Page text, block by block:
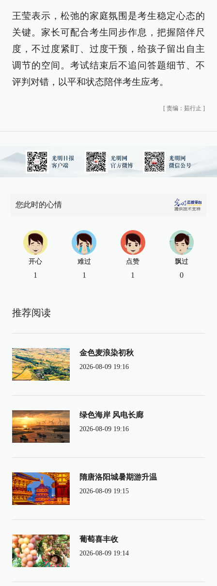
王莹表示，松弛的家庭氛围是考生稳定心态的
关键。家长可配合考生同步作息，把握陪伴尺
度，不过度紧盯、过度干预，给孩子留出自主
调节的空间。考试结束后不追问答题细节、不
评判对错，以平和状态陪伴考生应考。
[ 责编：茹行止 ]
您此时的心情
开心
1
难过
1
点赞
1
飘过
0
推荐阅读
金色麦浪染初秋
2026-08-09 19:16
绿色海岸 风电长廊
2026-08-09 19:16
隋唐洛阳城暑期游升温
2026-08-09 19:15
葡萄喜丰收
2026-08-09 19:14